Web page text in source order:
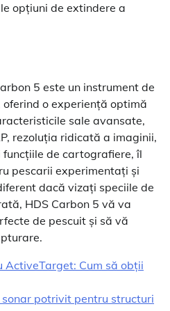
opțiuni de extindere a
5 este un instrument de
o experiență optimă
sale avansate,
rezoluția ridicată a imaginii,
de cartografiere, îl
pescarii experimentați și
dacă vizați speciile de
HDS Carbon 5 vă va
de pescuit și să vă
ActiveTarget: Cum să obții
sonar potrivit pentru structuri